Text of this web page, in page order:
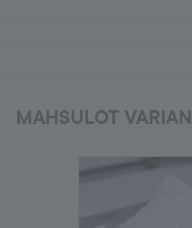
MAHSULOT